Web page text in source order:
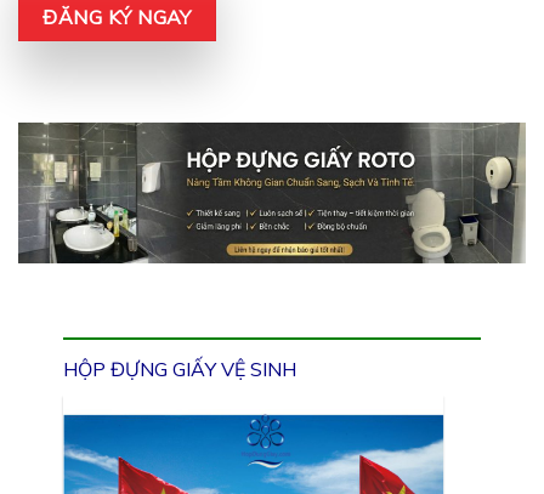
ĐĂNG KÝ NGAY
HỘP ĐỰNG GIẤY VỆ SINH